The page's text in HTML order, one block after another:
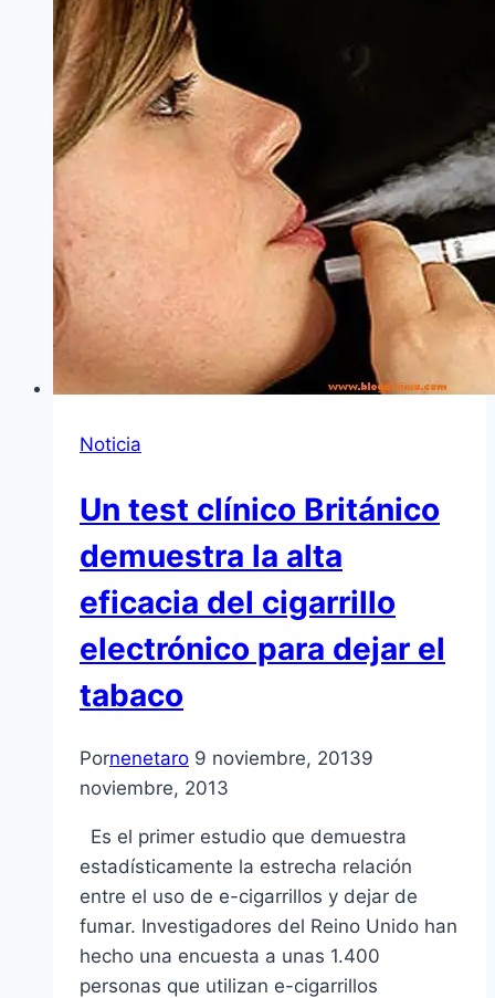
Noticia
Un test clínico Británico
demuestra la alta
eficacia del cigarrillo
electrónico para dejar el
tabaco
Pornenetaro 9 noviembre, 20139
noviembre, 2013
Es el primer estudio que demuestra
estadísticamente la estrecha relación
entre el uso de e-cigarrillos y dejar de
fumar. Investigadores del Reino Unido han
hecho una encuesta a unas 1.400
personas que utilizan e-cigarrillos